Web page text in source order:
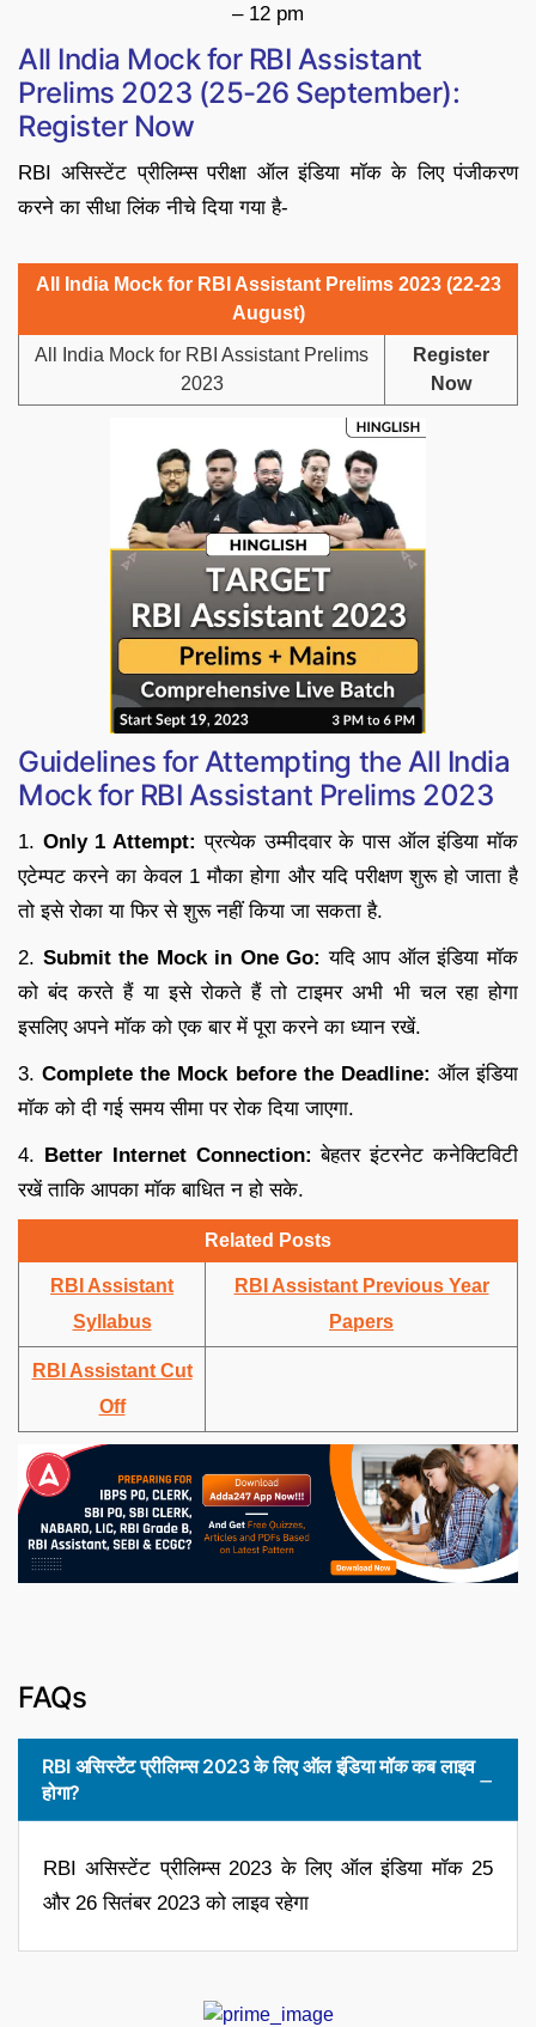
– 12 pm
All India Mock for RBI Assistant
Prelims 2023 (25-26 September):
Register Now
RBI असिस्टेंट प्रीलिम्स परीक्षा ऑल इंडिया मॉक के लिए पंजीकरण
करने का सीधा लिंक नीचे दिया गया है-
All India Mock for RBI Assistant Prelims 2023 (22-23
August)
All India Mock for RBI Assistant Prelims
2023
Register
Now
Guidelines for Attempting the All India
Mock for RBI Assistant Prelims 2023
1. Only 1 Attempt: प्रत्येक उम्मीदवार के पास ऑल इंडिया मॉक
एटेम्पट करने का केवल 1 मौका होगा और यदि परीक्षण शुरू हो जाता है
तो इसे रोका या फिर से शुरू नहीं किया जा सकता है.
2. Submit the Mock in One Go: यदि आप ऑल इंडिया मॉक
को बंद करते हैं या इसे रोकते हैं तो टाइमर अभी भी चल रहा होगा
इसलिए अपने मॉक को एक बार में पूरा करने का ध्यान रखें.
3.Complete the Mock before the Deadline: ऑल इंडिया
मॉक को दी गई समय सीमा पर रोक दिया जाएगा.
4. Better Internet Connection: बेहतर इंटरनेट कनेक्टिविटी
रखें ताकि आपका मॉक बाधित न हो सके.
Related Posts
RBI Assistant
Syllabus
RBI Assistant Previous Year
Papers
RBI Assistant Cut
Off
FAQs
RBI असिस्टेंट प्रीलिम्स 2023 के लिए ऑल इंडिया मॉक कब लाइव
होगा?
RBI असिस्टेंट प्रीलिम्स 2023 के लिए ऑल इंडिया मॉक 25
और 26 सितंबर 2023 को लाइव रहेगा